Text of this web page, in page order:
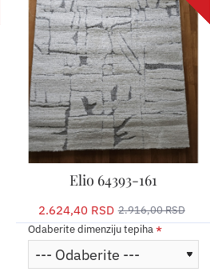
Elio 64393-161
2.624,40 RSD 2.916,00 RSD
Odaberite dimenziju tepiha